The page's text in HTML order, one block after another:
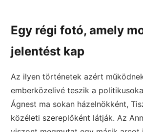
Egy régi fotó, amely
jelentést kap
Az ilyen történetek azért
emberközelivé teszik a
Ágnest ma sokan házelnökként,
közéleti szereplőként látják. Az